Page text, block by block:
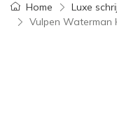
Home
Luxe
Vulpen Waterman